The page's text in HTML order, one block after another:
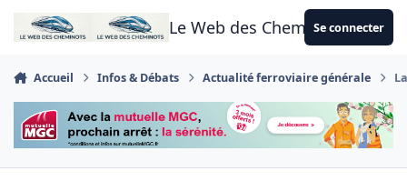
Aller au contenu
Le Web des CheminotsSe connecter
Accueil Infos & Débats Actualité ferroviaire générale